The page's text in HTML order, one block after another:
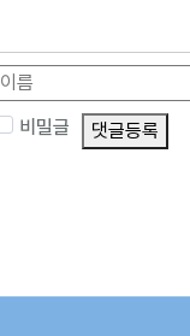
비밀글 댓글등록